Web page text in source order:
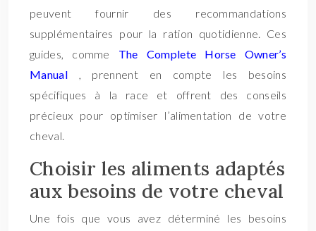
peuvent fournir des recommandations
supplémentaires pour la ration quotidienne. Ces
guides, comme The Complete Horse Owner’s
Manual , prennent en compte les besoins
spécifiques à la race et offrent des conseils
précieux pour optimiser l’alimentation de votre
cheval.
Choisir les aliments adaptés
aux besoins de votre cheval
Une fois que vous avez déterminé les besoins